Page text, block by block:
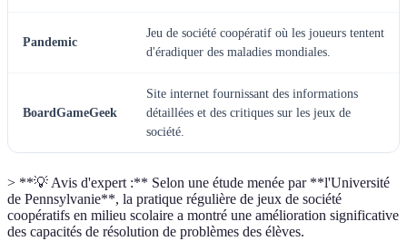
Pandemic
Jeu de société coopératif où les joueurs tentent
d'éradiquer des maladies mondiales.
BoardGameGeek
Site internet fournissant des informations
détaillées et des critiques sur les jeux de
société.
> **💡 Avis d'expert :** Selon une étude menée par **l'Université
de Pennsylvanie**, la pratique régulière de jeux de société
coopératifs en milieu scolaire a montré une amélioration significative
des capacités de résolution de problèmes des élèves.